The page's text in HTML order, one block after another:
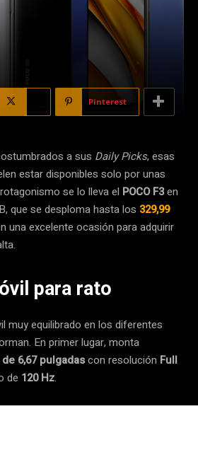
Pinterest
a sus Daily Picks, esas
estar disponibles solo por unas
se lo lleva el POCO F3en
que se desploma hasta los 329,99
una excelente ocasión para adquirir
para rato
muy equilibrado en los diferentes
En primer lugar, monta
6,67 pulgadascon resolución Full
de 120 Hz.